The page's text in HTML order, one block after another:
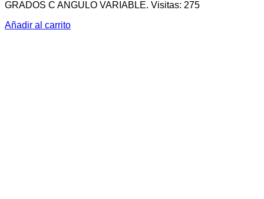
GRADOS C ANGULO VARIABLE. Visitas: 275
Añadir al carrito